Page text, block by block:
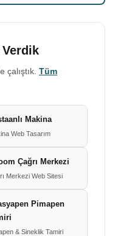
Verdik
Tüm
Makina
Web Tasarım
Çağrı Merkezi
Merkezi Web Sitesi
Pimapen
& Sineklik Tamiri